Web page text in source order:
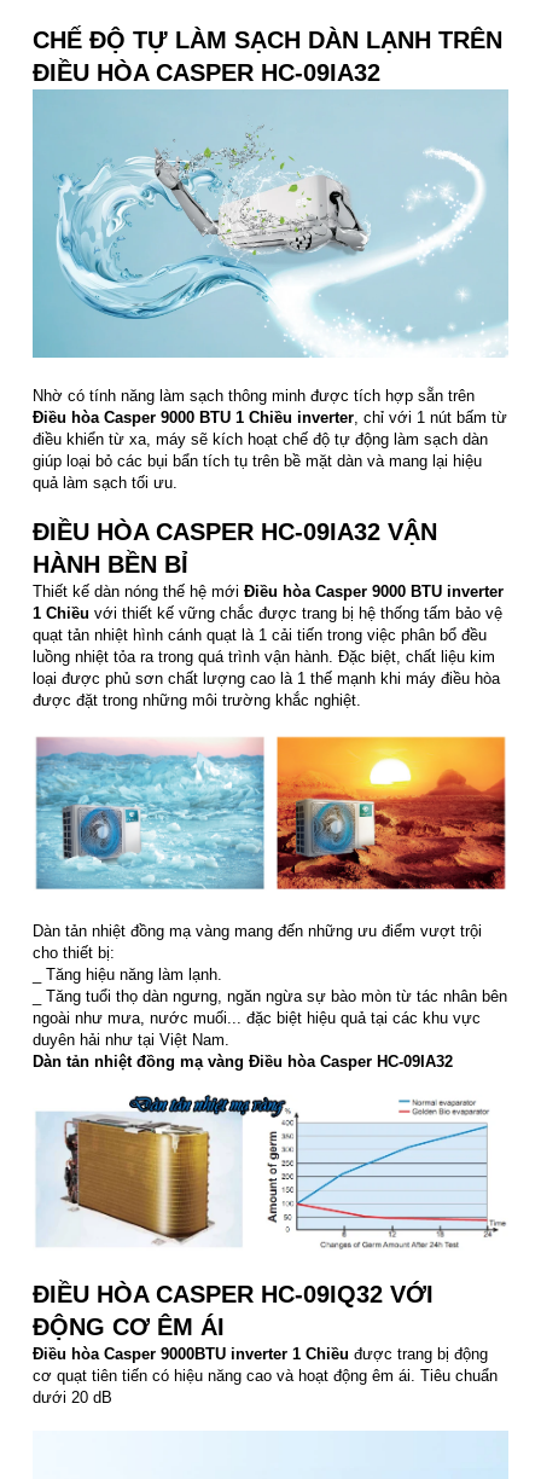
CHẾ ĐỘ TỰ LÀM SẠCH DÀN LẠNH TRÊN
ĐIỀU HÒA CASPER HC-09IA32
Nhờ có tính năng làm sạch thông minh được tích hợp sẵn trên
Điều hòa Casper 9000 BTU 1 Chiều inverter , chỉ với 1 nút bấm từ
điều khiển từ xa, máy sẽ kích hoạt chế độ tự động làm sạch dàn
giúp loại bỏ các bụi bẩn tích tụ trên bề mặt dàn và mang lại hiệu
quả làm sạch tối ưu.
ĐIỀU HÒA CASPER HC-09IA32 VẬN
HÀNH BỀN BỈ
Thiết kế dàn nóng thế hệ mới Điều hòa Casper 9000 BTU inverter
1 Chiều với thiết kế vững chắc được trang bị hệ thống tấm bảo vệ
quạt tản nhiệt hình cánh quạt là 1 cải tiến trong việc phân bổ đều
luồng nhiệt tỏa ra trong quá trình vận hành. Đặc biệt, chất liệu kim
loại được phủ sơn chất lượng cao là 1 thế mạnh khi máy điều hòa
được đặt trong những môi trường khắc nghiệt.
Dàn tản nhiệt đồng mạ vàng mang đến những ưu điểm vượt trội
cho thiết bị:
_ Tăng hiệu năng làm lạnh.
_ Tăng tuổi thọ dàn ngưng, ngăn ngừa sự bào mòn từ tác nhân bên
ngoài như mưa, nước muối... đặc biệt hiệu quả tại các khu vực
duyên hải như tại Việt Nam.
Dàn tản nhiệt đồng mạ vàng Điều hòa Casper HC-09IA32
ĐIỀU HÒA CASPER HC-09IQ32 VỚI
ĐỘNG CƠ ÊM ÁI
Điều hòa Casper 9000BTU inverter 1 Chiều được trang bị động
cơ quạt tiên tiến có hiệu năng cao và hoạt động êm ái. Tiêu chuẩn
dưới 20 dB